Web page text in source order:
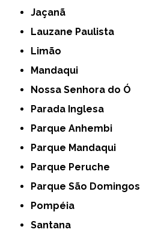
Jaçanã
Lauzane Paulista
Limão
Mandaqui
Nossa Senhora do Ó
Parada Inglesa
Parque Anhembi
Parque Mandaqui
Parque Peruche
Parque São Domingos
Pompéia
Santana